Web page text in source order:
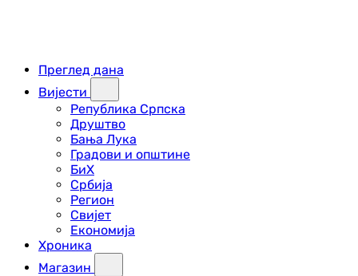
Преглед дана
Вијести
Република Српска
Друштво
Бања Лука
Градови и општине
БиХ
Србија
Регион
Свијет
Економија
Хроника
Магазин